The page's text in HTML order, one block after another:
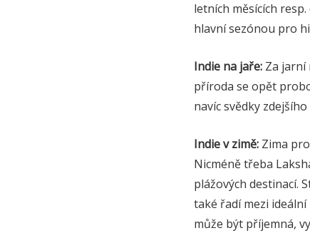
letních měsících
hlavní sezónou pro
Indie na jaře: Za jarní
příroda se opět
navíc svědky
Indie v zimě: Zima
Nicméně třeba
plážových destinací.
také řadí mezi
může být příjemná,